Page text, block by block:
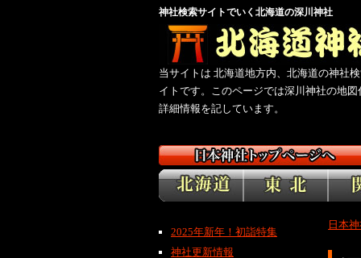
神社検索サイトでいく北海道の深川神社
当サイトは 北海道地方内、北海道の神社
イトです。このページでは深川神社の地図
詳細情報を記しています。
日本
2025年新年！初詣特集
神社更新情報